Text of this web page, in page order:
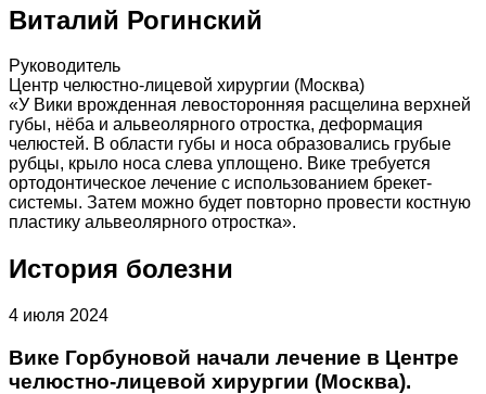
Виталий Рогинский
Руководитель
Центр челюстно-лицевой хирургии (Москва)
«У Вики врожденная левосторонняя расщелина верхней
губы, нёба и альвеолярного отростка, деформация
челюстей. В области губы и носа образовались грубые
рубцы, крыло носа слева уплощено. Вике требуется
ортодонтическое лечение с использованием брекет-
системы. Затем можно будет повторно провести костную
пластику альвеолярного отростка».
История болезни
4 июля 2024
Вике Горбуновой начали лечение в Центре
челюстно-лицевой хирургии (Москва).